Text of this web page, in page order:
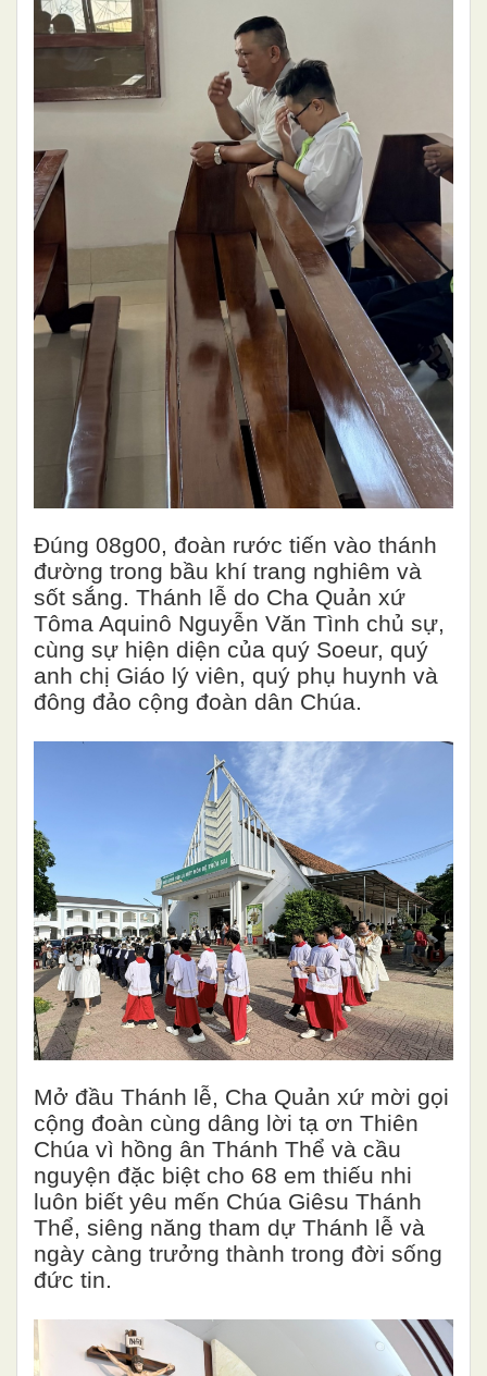
Đúng 08g00, đoàn rước tiến vào thánh
đường trong bầu khí trang nghiêm và
sốt sắng. Thánh lễ do Cha Quản xứ
Tôma Aquinô Nguyễn Văn Tình chủ sự,
cùng sự hiện diện của quý Soeur, quý
anh chị Giáo lý viên, quý phụ huynh và
đông đảo cộng đoàn dân Chúa.
Mở đầu Thánh lễ, Cha Quản xứ mời gọi
cộng đoàn cùng dâng lời tạ ơn Thiên
Chúa vì hồng ân Thánh Thể và cầu
nguyện đặc biệt cho 68 em thiếu nhi
luôn biết yêu mến Chúa Giêsu Thánh
Thể, siêng năng tham dự Thánh lễ và
ngày càng trưởng thành trong đời sống
đức tin.